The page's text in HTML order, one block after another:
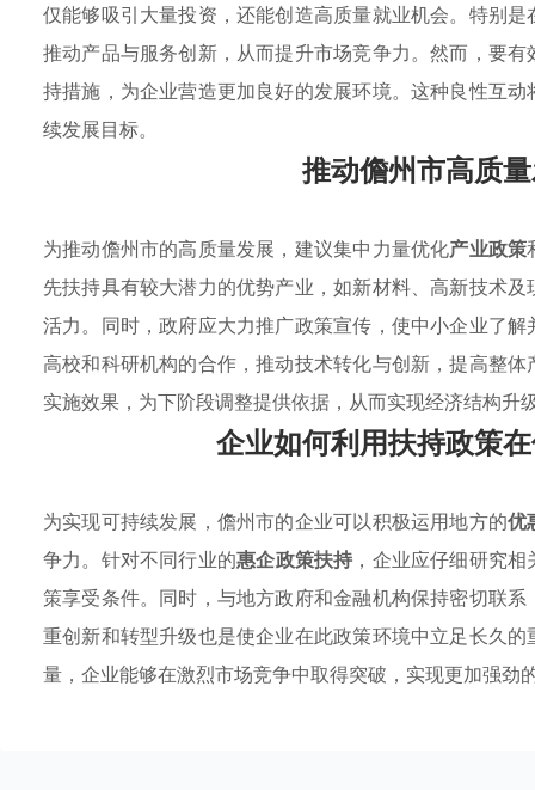
仅能够吸引大量投资，还能创造高质量就业机会。特别是
推动产品与服务创新，从而提升市场竞争力。然而，要
持措施，为企业营造更加良好的发展环境。这种良性互
续发展目标。
推动儋州市高质
为推动儋州市的高质量发展，建议集中力量优化产业政策
先扶持具有较大潜力的优势产业，如新材料、高新技术
活力。同时，政府应大力推广政策宣传，使中小企业了
高校和科研机构的合作，推动技术转化与创新，提高整
实施效果，为下阶段调整提供依据，从而实现经济结构升
企业如何利用扶持政策
为实现可持续发展，儋州市的企业可以积极运用地方的优
争力。针对不同行业的惠企政策扶持 ，企业应仔细研究
策享受条件。同时，与地方政府和金融机构保持密切联
重创新和转型升级也是使企业在此政策环境中立足长久
量，企业能够在激烈市场竞争中取得突破，实现更加强劲